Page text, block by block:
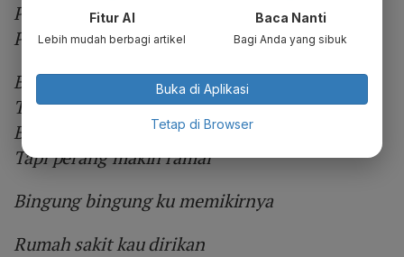
Perdamaian perdamaian
Perdamaian perdamaian
Banyak yang cinta damai
Tapi perang makin ramai
Banyak yang cinta damai
Tapi perang makin ramai
Bingung bingung ku memikirnya
Rumah sakit kau dirikan
Fitur AI
Lebih mudah berbagi artikel
Baca Nanti
Bagi Anda yang sibuk
Buka di Aplikasi
Tetap di Browser